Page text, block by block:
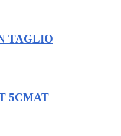
TAGLIO
5CMAT